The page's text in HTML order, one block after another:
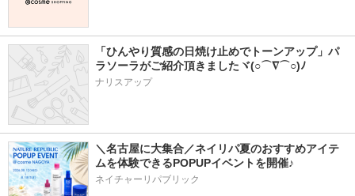
「ひんやり質感の日焼け止めでトーンアップ」パ
ラソーラがご紹介頂きましたヾ(○⌒∇⌒○)ﾉ
ナリスアップ
＼名古屋に大集合／ネイリパ夏のおすすめアイテ
ムを体験できるPOPUPイベントを開催♪
ネイチャーリパブリック